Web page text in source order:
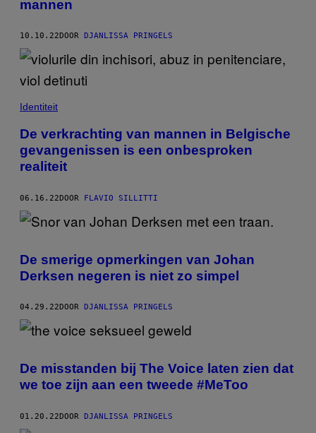
mannen
10.10.22 DOOR DJANLISSA PRINGELS
Identiteit
De verkrachting van mannen in Belgische
gevangenissen is een onbesproken
realiteit
06.16.22DOOR FLAVIO SILLITTI
De smerige opmerkingen van Johan
Derksen negeren is niet zo simpel
04.29.22 DOOR DJANLISSA PRINGELS
De misstanden bij The Voice laten zien dat
we toe zijn aan een tweede #MeToo
01.20.22DOOR DJANLISSA PRINGELS